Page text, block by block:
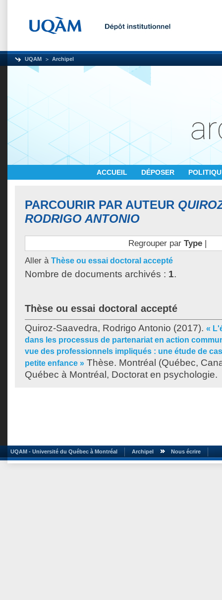
UQAM Archipel
ACCUEIL DÉPOSER
PARCOURIR PAR AUTEUR
RODRIGO ANTONIO
Regrouper par Type|
Aller à Thèse ou essai doctoral accepté
Nombre de documents archivés : 1.
Thèse ou essai doctoral accepté
Quiroz-Saavedra, Rodrigo Antonio (2017). «
dans les processus de partenariat en action
vue des professionnels impliqués : une étude de
petite enfance » Thèse. Montréal (Québec,
Québec à Montréal, Doctorat en psychologie.
UQAM - Université du Québec à Montréal Archipel Nous écrire